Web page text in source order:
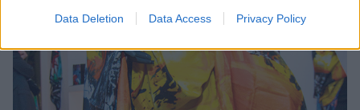
Data Deletion Data Access Privacy Policy